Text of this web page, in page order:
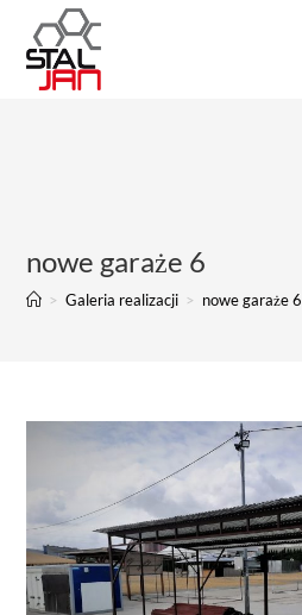
nowe garaże 6
> Galeria realizacji > nowe garaże 6